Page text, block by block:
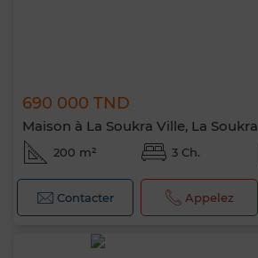
690 000 TND
Maison à La Soukra Ville, La Soukra
200 m² 3 Ch.
Contacter Appelez